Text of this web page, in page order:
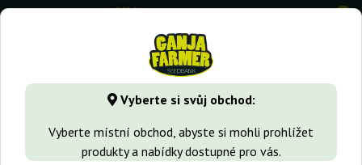
Vyberte si svůj obchod:
Vyberte místní obchod, abyste si mohli prohlížet
produkty a nabídky dostupné pro vás.
0
GanjaFarmer.cz Druhy Marihuany White Russian White
Seeds